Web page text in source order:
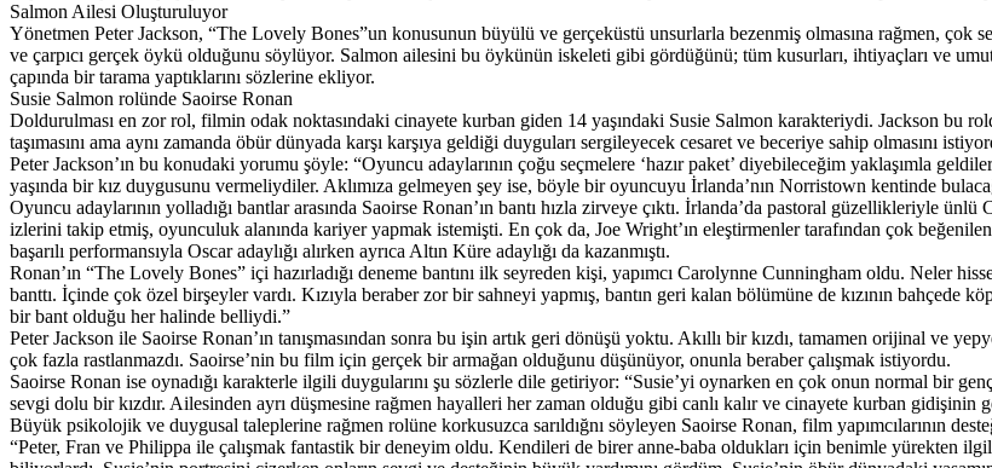
Salmon Ailesi Oluşturuluyor
Yönetmen Peter Jackson, “The Lovely Bones”un konusunun büyülü ve gerçeküstü unsurlarla bezenmiş olmasına rağmen, çok
ve çarpıcı gerçek öykü olduğunu söylüyor. Salmon ailesini bu öykünün iskeleti gibi gördüğünü; tüm kusurları, ihtiyaçları ve
çapında bir tarama yaptıklarını sözlerine ekliyor.
Susie Salmon rolünde Saoirse Ronan
Doldurulması en zor rol, filmin odak noktasındaki cinayete kurban giden 14 yaşındaki Susie Salmon karakteriydi. Jackson bu
taşımasını ama aynı zamanda öbür dünyada karşı karşıya geldiği duyguları sergileyecek cesaret ve beceriye sahip olmasını
Peter Jackson’ın bu konudaki yorumu şöyle: “Oyuncu adaylarının çoğu seçmelere ‘hazır paket’ diyebileceğim yaklaşımla
yaşında bir kız duygusunu vermeliydiler. Aklımıza gelmeyen şey ise, böyle bir oyuncuyu İrlanda’nın Norristown kentinde
Oyuncu adaylarının yolladığı bantlar arasında Saoirse Ronan’ın bantı hızla zirveye çıktı. İrlanda’da pastoral güzellikleriyle
izlerini takip etmiş, oyunculuk alanında kariyer yapmak istemişti. En çok da, Joe Wright’ın eleştirmenler tarafından çok
başarılı performansıyla Oscar adaylığı alırken ayrıca Altın Küre adaylığı da kazanmıştı.
Ronan’ın “The Lovely Bones” içi hazırladığı deneme bantını ilk seyreden kişi, yapımcı Carolynne Cunningham oldu. Neler
banttı. İçinde çok özel birşeyler vardı. Kızıyla beraber zor bir sahneyi yapmış, bantın geri kalan bölümüne de kızının
bir bant olduğu her halinde belliydi.”
Peter Jackson ile Saoirse Ronan’ın tanışmasından sonra bu işin artık geri dönüşü yoktu. Akıllı bir kızdı, tamamen orijinal ve
çok fazla rastlanmazdı. Saoirse’nin bu film için gerçek bir armağan olduğunu düşünüyor, onunla beraber çalışmak istiyordu.
Saoirse Ronan ise oynadığı karakterle ilgili duygularını şu sözlerle dile getiriyor: “Susie’yi oynarken en çok onun normal bir
sevgi dolu bir kızdır. Ailesinden ayrı düşmesine rağmen hayalleri her zaman olduğu gibi canlı kalır ve cinayete kurban
Büyük psikolojik ve duygusal taleplerine rağmen rolüne korkusuzca sarıldığnı söyleyen Saoirse Ronan, film yapımcılarının
“Peter, Fran ve Philippa ile çalışmak fantastik bir deneyim oldu. Kendileri de birer anne-baba oldukları için benimle yürekten